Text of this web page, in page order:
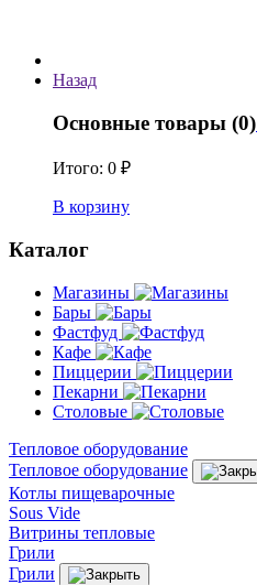
Назад
Основные товары (0)
Итого: 0 ₽
В корзину
Каталог
Магазины
Бары
Фастфуд
Кафе
Пиццерии
Пекарни
Столовые
Тепловое оборудование
Тепловое оборудование
Котлы пищеварочные
Sous Vide
Витрины тепловые
Грили
Грили